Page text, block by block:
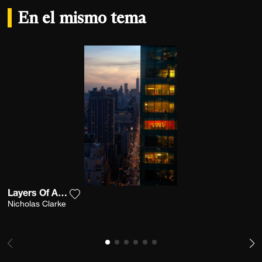
En el mismo tema
Layers Of An Apple
Nicholas Clarke